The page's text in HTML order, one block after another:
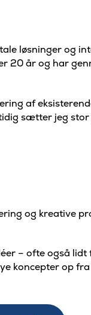
løsninger og
20 år og har
af
sætter jeg
og kreative
– ofte også
koncepter op